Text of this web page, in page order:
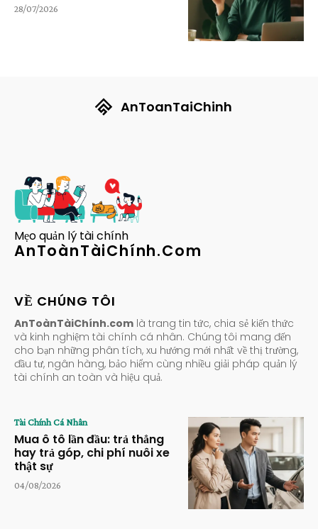
28/07/2026
AnToanTaiChinh
Mẹo quản lý tài chính
AnToànTàiChính.Com
VỀ CHÚNG TÔI
AnToànTàiChính.com là trang tin tức, chia sẻ kiến thức
và kinh nghiệm tài chính cá nhân. Chúng tôi mang đến
cho bạn những phân tích, xu hướng mới nhất về thị trường,
đầu tư, ngân hàng, bảo hiểm cùng nhiều giải pháp quản lý
tài chính an toàn và hiệu quả.
Tài Chính Cá Nhân
Mua ô tô lần đầu: trả thẳng
hay trả góp, chi phí nuôi xe
thật sự
04/08/2026